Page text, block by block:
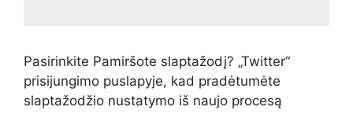
Pasirinkite Pamiršote slaptažodį? „Twitter“
prisijungimo puslapyje, kad pradėtumėte
slaptažodžio nustatymo iš naujo procesą